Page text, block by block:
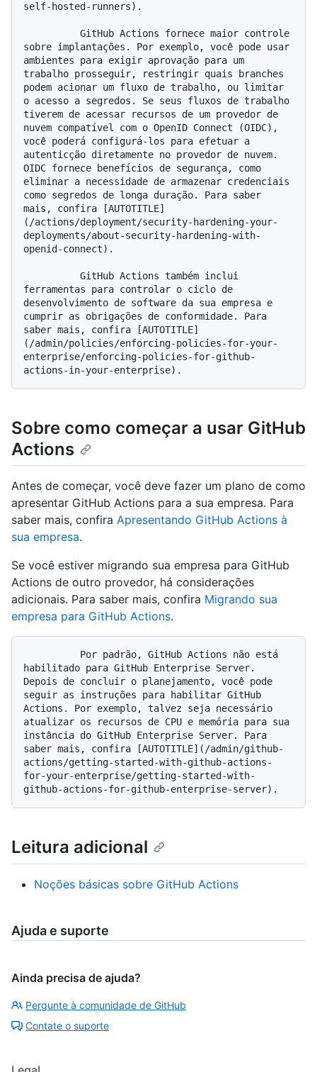
self-hosted-runners).
sobre implantações. Por exemplo, você pode usar
ambientes para exigir aprovação para um
trabalho prosseguir, restringir quais branches
podem acionar um fluxo de trabalho, ou limitar
o acesso a segredos. Se seus fluxos de trabalho
tiverem de acessar recursos de um provedor de
nuvem compatível com o OpenID Connect (OIDC),
você poderá configurá-los para efetuar a
autenticção diretamente no provedor de nuvem.
OIDC fornece benefícios de segurança, como
eliminar a necessidade de armazenar credenciais
como segredos de longa duração. Para saber
mais, confira [AUTOTITLE]
(/actions/deployment/security-hardening-your-
deployments/about-security-hardening-with-
openid-connect).
ferramentas para controlar o ciclo de
desenvolvimento de software da sua empresa e
cumprir as obrigações de conformidade. Para
saber mais, confira [AUTOTITLE]
(/admin/policies/enforcing-policies-for-your-
enterprise/enforcing-policies-for-github-
Sobre como começar a usar GitHub
Actions
Antes de começar, você deve fazer um plano de como
apresentar GitHub Actions para a sua empresa. Para
saber mais, confira Apresentando GitHub Actions à
sua empresa.
Se você estiver migrando sua empresa para GitHub
Actions de outro provedor, há considerações
adicionais. Para saber mais, confira Migrando sua
empresa para GitHub Actions.
habilitado para GitHub Enterprise Server.
Depois de concluir o planejamento, você pode
seguir as instruções para habilitar GitHub
Actions. Por exemplo, talvez seja necessário
atualizar os recursos de CPU e memória para sua
instância do GitHub Enterprise Server. Para
saber mais, confira [AUTOTITLE](/admin/github-
actions/getting-started-with-github-actions-
for-your-enterprise/getting-started-with-
Leitura adicional
Noções básicas sobre GitHub Actions
Ajuda e suporte
Ainda precisa de ajuda?
Pergunte à comunidade de GitHub
Contate o suporte